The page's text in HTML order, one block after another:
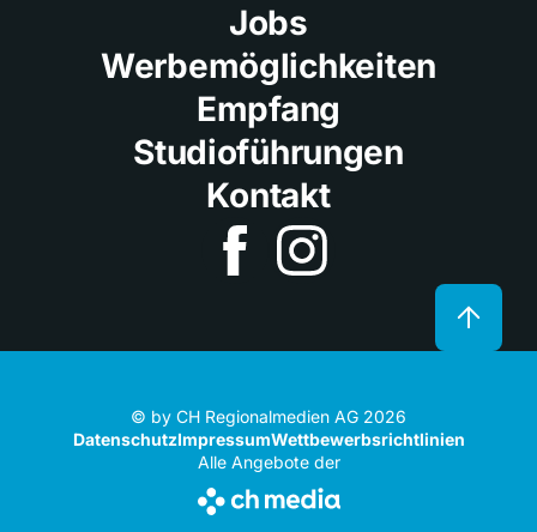
Jobs
Werbemöglichkeiten
Empfang
Studioführungen
Kontakt
© by CH Regionalmedien AG 2026
DatenschutzImpressumWettbewerbsrichtlinien
Alle Angebote der